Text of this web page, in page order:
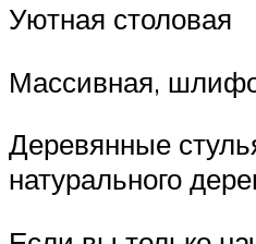
Уютная столовая
Массивная,
Деревянные
натурального